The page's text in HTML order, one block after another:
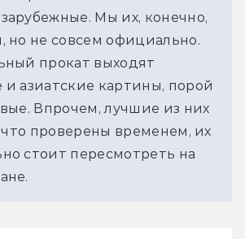
Мы их, конечно,
но не совсем официально.
прокат выходят
и азиатские картины, порой
Впрочем, лучшие из них
что проверены временем, их
стоит пересмотреть на